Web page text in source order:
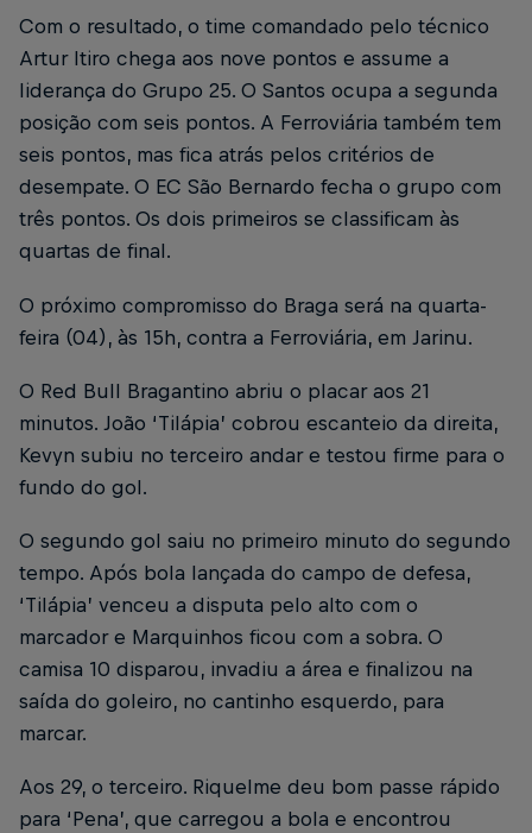
Com o resultado, o time comandado pelo técnico
Artur Itiro chega aos nove pontos e assume a
liderança do Grupo 25. O Santos ocupa a segunda
posição com seis pontos. A Ferroviária também tem
seis pontos, mas fica atrás pelos critérios de
desempate. O EC São Bernardo fecha o grupo com
três pontos. Os dois primeiros se classificam às
quartas de final.
O próximo compromisso do Braga será na quarta-
feira (04), às 15h, contra a Ferroviária, em Jarinu.
O Red Bull Bragantino abriu o placar aos 21
minutos. João ‘Tilápia’ cobrou escanteio da direita,
Kevyn subiu no terceiro andar e testou firme para o
fundo do gol.
O segundo gol saiu no primeiro minuto do segundo
tempo. Após bola lançada do campo de defesa,
‘Tilápia’ venceu a disputa pelo alto com o
marcador e Marquinhos ficou com a sobra. O
camisa 10 disparou, invadiu a área e finalizou na
saída do goleiro, no cantinho esquerdo, para
marcar.
Aos 29, o terceiro. Riquelme deu bom passe rápido
para ‘Pena’, que carregou a bola e encontrou